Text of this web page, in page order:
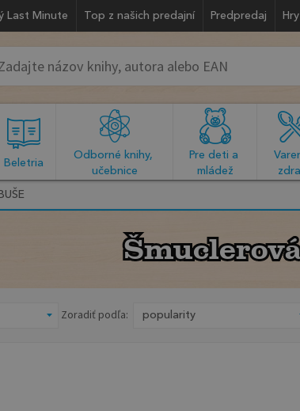
Last Minute Top z našich predajní Predpredaj
Beletria
Odborné knihy,
učebnice
Pre deti a
mládež
Zoradiť podľa: